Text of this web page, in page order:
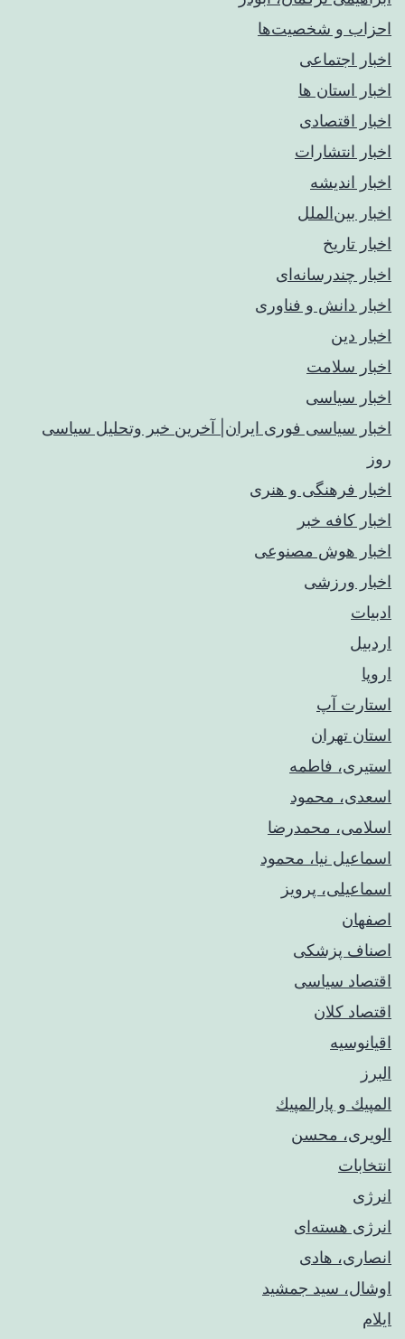
احزاب و شخصیت‌ها
اخبار اجتماعی
اخبار استان ها
اخبار اقتصادی
اخبار انتشارات
اخبار اندیشه
اخبار بین‌الملل
اخبار تاریخ
اخبار چندرسانه‌ای
اخبار دانش و فناوری
اخبار دین
اخبار سلامت
اخبار سیاسی
اخبار سیاسی فوری ایران| آخرین خبر وتحلیل سیاسی
روز
اخبار فرهنگی و هنری
اخبار کافه خبر
اخبار هوش مصنوعی
اخبار ورزشی
ادبیات
اردبیل
اروپا
استارت آپ
استان تهران
استیری، فاطمه
اسعدی، محمود
اسلامی، محمدرضا
اسماعیل نیا، محمود
اسماعیلی، پرویز
اصفهان
اصناف پزشکی
اقتصاد سیاسی
اقتصاد کلان
اقیانوسیه
البرز
المپيك و پارالمپيك
الویری، محسن
انتخابات
انرژی
انرژی هسته‌ای
انصاری، هادی
اوشال، سید جمشید
ایلام